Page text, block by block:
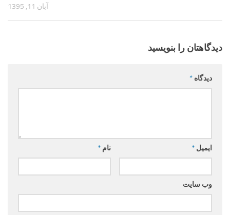
آبان 11, 1395
دیدگاهتان را بنویسید
دیدگاه *
نام * ایمیل *
وب‌ سایت